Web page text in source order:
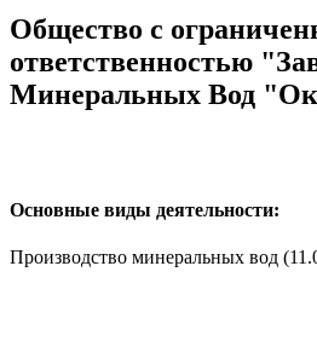
Общество с
ответственностью
Минеральных Вод
Основные виды деятельности:
Производство минеральных вод